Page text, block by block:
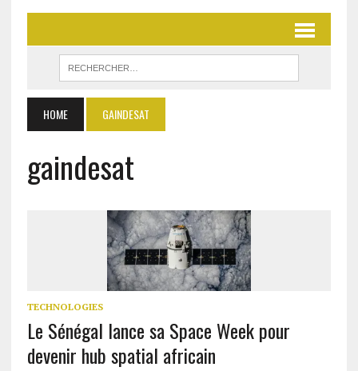
HOME GAINDESAT
gaindesat
TECHNOLOGIES
Le Sénégal lance sa Space Week pour
devenir hub spatial africain